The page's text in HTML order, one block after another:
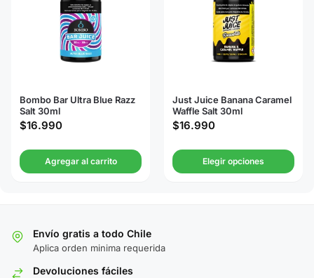
Bombo Bar Ultra Blue Razz
Salt 30ml
$16.990
Agregar al carrito
Just Juice Banana Caramel
Waffle Salt 30ml
$16.990
Elegir opciones
Envío gratis a todo Chile
Aplica orden minima requerida
Devoluciones fáciles